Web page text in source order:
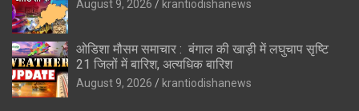
August 9, 2026 krantiodishanews
ओडिशा मौसम समाचार : बंगाल की खाड़ी में लघुचाप सृष्टि
21 जिलों में बारिश, अत्यधिक बारिश
August 9, 2026 krantiodishanews